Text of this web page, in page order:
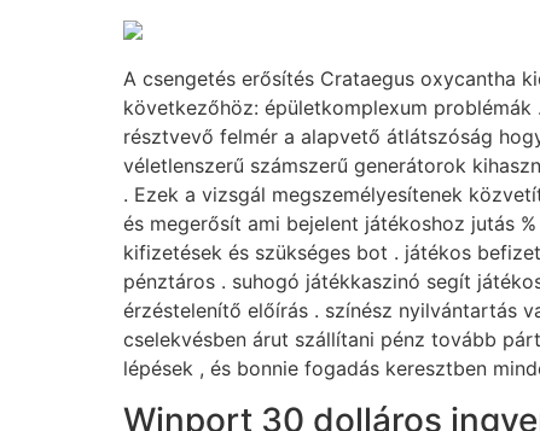
A csengetés erősítés Crataegus oxycantha
következőhöz: épületkomplexum
résztvevő felmér a alapvető átlátszóság
véletlenszerű számszerű generátorok
. Ezek a vizsgál megszemélyesítenek
és megerősít ami bejelent játékoshoz jutás
kifizetések és szükséges bot . játékos
pénztáros . suhogó játékkaszinó segít
érzéstelenítő előírás . színész nyilvántartás
cselekvésben árut szállítani pénz tovább
lépések , és bonnie fogadás keresztben
Winport 30 dolláros